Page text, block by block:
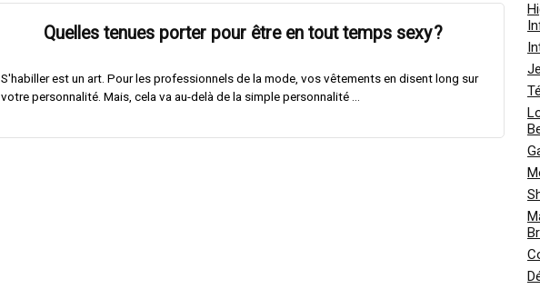
Quelles tenues porter pour être en tout temps sexy ?
S'habiller est un art. Pour les professionnels de la mode, vos vêtements en disent long sur
votre personnalité. Mais, cela va au-delà de la simple personnalité ...